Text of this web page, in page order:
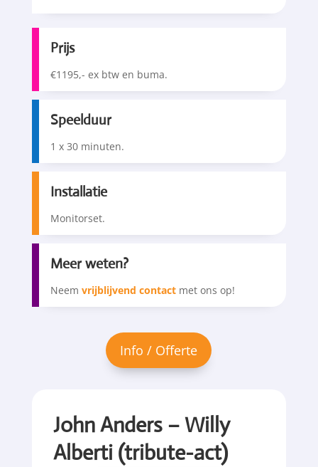
Prijs
€1195,- ex btw en buma.
Speelduur
1 x 30 minuten.
Installatie
Monitorset.
Meer weten?
Neem vrijblijvend contactmet ons op!
John Anders – Willy
Alberti (tribute-act)